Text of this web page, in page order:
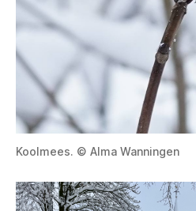
Koolmees. © Alma Wanningen